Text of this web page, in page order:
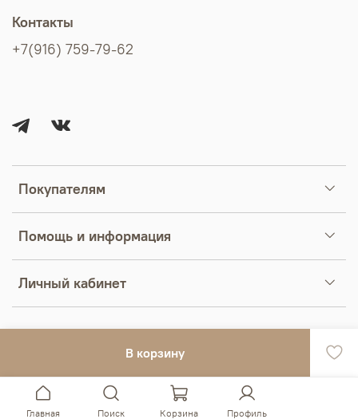
В корзину
Покупателям
Помощь и информация
Личный кабинет
Контакты
+7(916) 759-79-62
Главная Поиск Корзина Профиль